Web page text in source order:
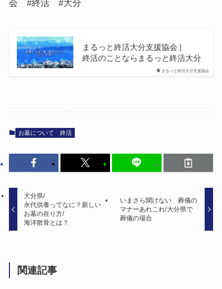
会 #終活 #大分
まるっと終活大分支援協会
まるっと​終活大分支援協会 |
終活の​ことならまるっと​終活大分
お墓について 終活
大分県/
永代供養ってなに？​新しい​
お墓の​在り方​/
海洋散骨とは？
いまさら​聞けない​ 葬儀の​
マナーあれこれ/大分県で​
葬儀の​場合
関連記事